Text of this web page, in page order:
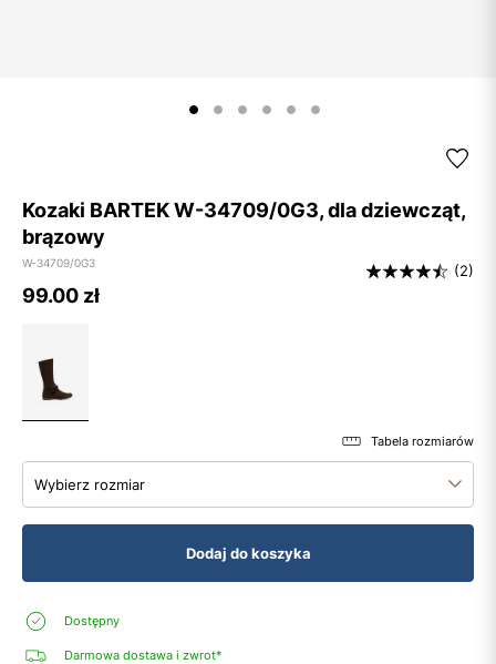
Kozaki BARTEK W-34709/0G3, dla dziewcząt,
brązowy
W-34709/0G3 (2)
99.00 zł
Tabela rozmiarów
Wybierz rozmiar
Dodaj do koszyka
Dostępny
Darmowa dostawa i zwrot*